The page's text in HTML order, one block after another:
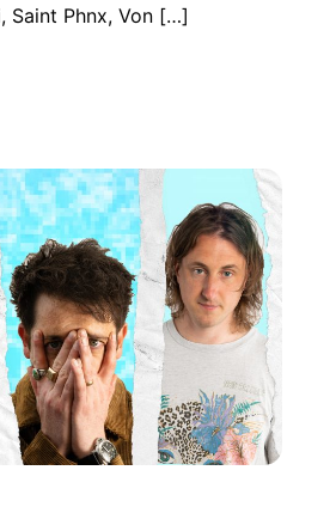
Saint Phnx, Von […]